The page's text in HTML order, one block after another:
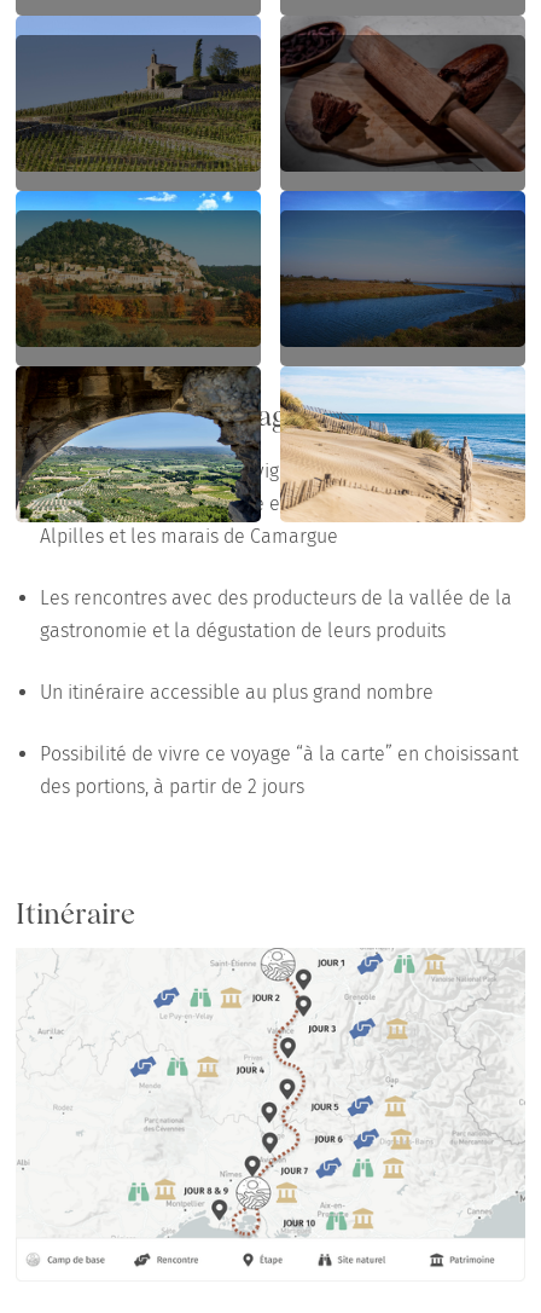
Points forts du voyage
Des paysages variés, des vignobles en coteaux jusqu’aux
plages de la Méditerranée en passant par les crêtes des
Alpilles et les marais de Camargue
Les rencontres avec des producteurs de la vallée de la
gastronomie et la dégustation de leurs produits
Un itinéraire accessible au plus grand nombre
Possibilité de vivre ce voyage “à la carte” en choisissant
des portions, à partir de 2 jours
Itinéraire